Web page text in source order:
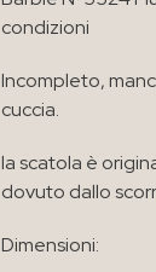
condizioni
Incompleto,
cuccia.
la scatola è
dovuto dallo
Dimensioni: